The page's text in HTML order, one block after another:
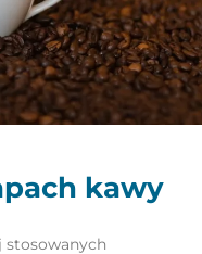
kawy
stosowanych